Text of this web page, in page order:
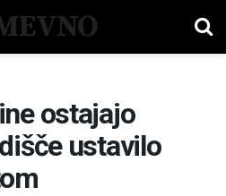
ostajajo
ustavilo